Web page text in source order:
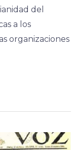
del
a los
organizaciones